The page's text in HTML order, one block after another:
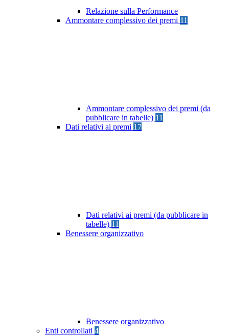
Relazione sulla Performance
Ammontare complessivo dei premi 11
Ammontare complessivo dei premi (da
pubblicare in tabelle) 11
Dati relativi ai premi 17
Dati relativi ai premi (da pubblicare in
tabelle) 11
Benessere organizzativo
Benessere organizzativo
Enti controllati 4